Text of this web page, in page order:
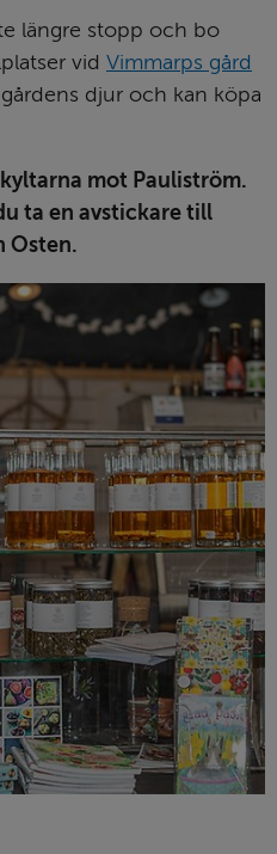
längre stopp och bo
vid Vimmarps gård
djur och kan köpa
mot Pauliström.
ta en avstickare till
Osten.